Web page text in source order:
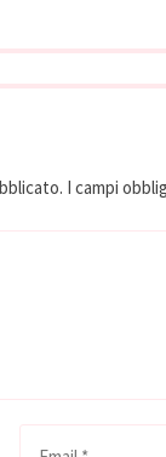
I campi